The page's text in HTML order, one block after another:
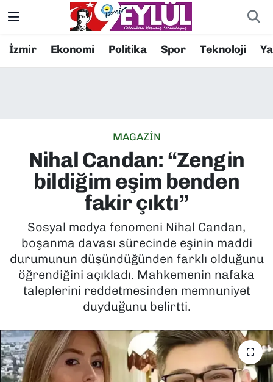
İzmir Ekonomi Politika Spor Teknoloji
MAGAZİN
Nihal Candan: “Zengin
bildiğim eşim benden
fakir çıktı”
Sosyal medya fenomeni Nihal Candan,
boşanma davası sürecinde eşinin maddi
durumunun düşündüğünden farklı olduğunu
öğrendiğini açıkladı. Mahkemenin nafaka
taleplerini reddetmesinden memnuniyet
duyduğunu belirtti.
Resmi İlanlar
EKONOMİ
KÜLTÜR SANAT
MAGAZİN
POLİTİKA
SAĞLIK
SPOR
TEKNOLOJİ
Konak Nöbetçi Eczaneler
Süper Lig Puan Durumu ve Fikstür
Tüm Manşetler
Son Dakika Haberleri
Haber Arşivi